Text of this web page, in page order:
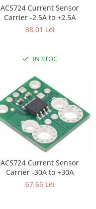
ACS724 Current Sensor
Carrier -2.5A to +2.5A
88,01 Lei
IN STOC
ACS724 Current Sensor
Carrier -30A to +30A
67,65 Lei